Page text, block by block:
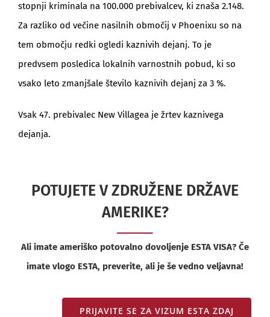
stopnji kriminala na 100.000 prebivalcev, ki znaša 2.148.
Za razliko od večine nasilnih območij v Phoenixu so na
tem območju redki ogledi kaznivih dejanj. To je
predvsem posledica lokalnih varnostnih pobud, ki so
vsako leto zmanjšale število kaznivih dejanj za 3 %.
Vsak 47. prebivalec New Villagea je žrtev kaznivega
dejanja.
POTUJETE V ZDRUŽENE DRŽAVE
AMERIKE?
Ali imate ameriško potovalno dovoljenje ESTA VISA? Če
imate vlogo ESTA, preverite, ali je še vedno veljavna!
PRIJAVITE SE ZA VIZUM ESTA ZDAJ